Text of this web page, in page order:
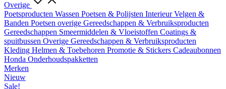
Overige
Poetsproducten Wassen Poetsen & Polijsten InterieurVelgen &
Banden Poetsen overige Gereedschappen & Verbruiksproducten
Gereedschappen Smeermiddelen & Vloeistoffen Coatings &
spuitbussen Overige Gereedschappen & Verbruiksproducten
Kleding Helmen & Toebehoren Promotie & Stickers Cadeaubonnen
Honda Onderhoudspakketten
Merken
Nieuw
Sale!